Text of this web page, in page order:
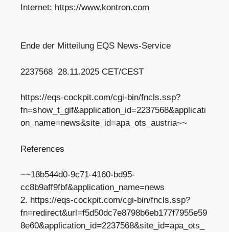
Internet: https://www.kontron.com
Ende der Mitteilung EQS News-Service
2237568 28.11.2025 CET/CEST
https://eqs-cockpit.com/cgi-bin/fncls.ssp?
fn=show_t_gif&application_id=2237568&applicati
on_name=news&site_id=apa_ots_austria~~
References
~~18b544d0-9c71-4160-bd95-
cc8b9aff9fbf&application_name=news
2. https://eqs-cockpit.com/cgi-bin/fncls.ssp?
fn=redirect&url=f5d50dc7e8798b6eb177f7955e59
8e60&application_id=2237568&site_id=apa_ots_